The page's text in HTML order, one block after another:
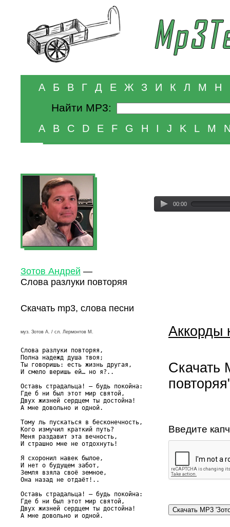
А Б В Г Д Е Ж З И К Л М Н
Найти MP3:
A B C D E F G H I J K L M
Зотов Андрей —
Слова разлуки повторяя
00:00
Скачать mp3, слова песни
муз. Зотов А. / сл. Лермонтов М.
Слова разлуки повторяя,
Полна надежд душа твоя;
Ты говоришь: есть жизнь другая,
И смело веришь ей… но я?..
Оставь страдальца! – будь покойна:
Где б ни был этот мир святой,
Двух жизней сердцем ты достойна!
А мне довольно и одной.
Тому ль пускаться в бесконечность,
Кого измучил краткий путь?
Меня раздавит эта вечность,
И страшно мне не отдохнуть!
Я схоронил навек былое,
И нет о будущем забот,
Земля взяла своё земное,
Она назад не отдаёт!..
Оставь страдальца! – будь покойна:
Где б ни был этот мир святой,
Двух жизней сердцем ты достойна!
Аккорды
Скачать
Введите